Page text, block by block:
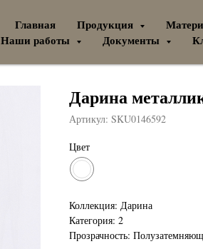
Главная Продукция
Наши работы
Документы
Дарина
Артикул: SKU0146592
Цвет
Коллекция: Дарина
Категория: 2
Прозрачность: